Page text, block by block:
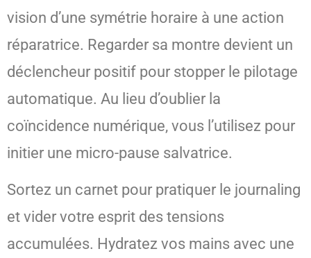
vision d’une symétrie horaire à une action
réparatrice. Regarder sa montre devient un
déclencheur positif pour stopper le pilotage
automatique. Au lieu d’oublier la
coïncidence numérique, vous l’utilisez pour
initier une micro-pause salvatrice.
Sortez un carnet pour pratiquer le journaling
et vider votre esprit des tensions
accumulées. Hydratez vos mains avec une